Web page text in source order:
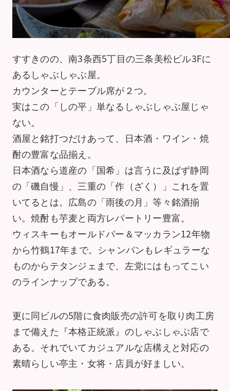
すすきのの、南3条西5丁目の三条美松ビル3Fに
あるしゃぶしゃぶ屋。
カウンターとテーブル席が２つ。
実はこの「しの平」単なるしゃぶしゃぶ屋じゃ
ない。
酒屋と銘打つだけあって、日本酒・ワイン・焼
酎の豊富な品揃え。
日本酒なら道産の「国希」は言うに及ばず静岡
の「磯自慢」、三重の「作（ざく）」これを置
いてるとは。広島の「雨後の月」等々銘酒揃
い。焼酎も芋麦と両方レパートリー豊富。
ウィスキーもオールドパー＆マッカラン12年物
から竹鶴17年まで。シャンパンもレギュラーな
ものからテタンジェまで、左党にはもってこい
のラインナップである。
更に同ビルの5階に食肉販売の許可を取り肉工房
まで備えた『本格正統派』のしゃぶしゃぶ店で
ある。それでいてカジュアルな店構えと対応の
素晴らしい亭主・女将・店員が好ましい。